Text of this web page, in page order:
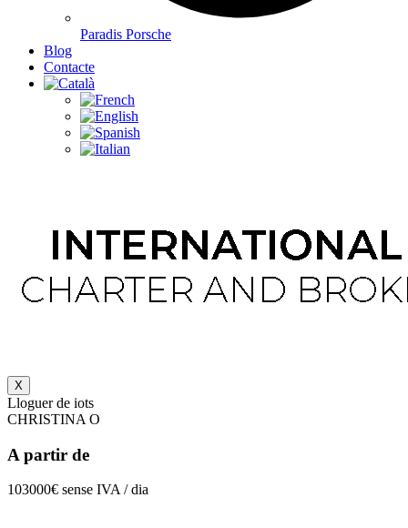
Paradis Porsche
Blog
Contacte
X
Lloguer de iots
CHRISTINA O
A partir de
103000€ sense IVA / dia